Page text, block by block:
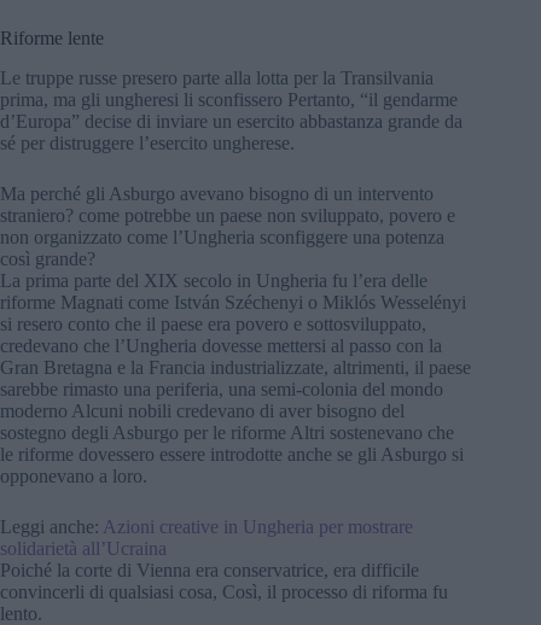
Riforme lente
Le truppe russe presero parte alla lotta per la Transilvania
prima, ma gli ungheresi li sconfissero Pertanto, “il gendarme
d’Europa” decise di inviare un esercito abbastanza grande da
sé per distruggere l’esercito ungherese.
Ma perché gli Asburgo avevano bisogno di un intervento
straniero? come potrebbe un paese non sviluppato, povero e
non organizzato come l’Ungheria sconfiggere una potenza
così grande?
La prima parte del XIX secolo in Ungheria fu l’era delle
riforme Magnati come István Széchenyi o Miklós Wesselényi
si resero conto che il paese era povero e sottosviluppato,
credevano che l’Ungheria dovesse mettersi al passo con la
Gran Bretagna e la Francia industrializzate, altrimenti, il paese
sarebbe rimasto una periferia, una semi-colonia del mondo
moderno Alcuni nobili credevano di aver bisogno del
sostegno degli Asburgo per le riforme Altri sostenevano che
le riforme dovessero essere introdotte anche se gli Asburgo si
opponevano a loro.
Leggi anche: Azioni creative in Ungheria per mostrare
solidarietà all’Ucraina
Poiché la corte di Vienna era conservatrice, era difficile
convincerli di qualsiasi cosa, Così, il processo di riforma fu
lento.